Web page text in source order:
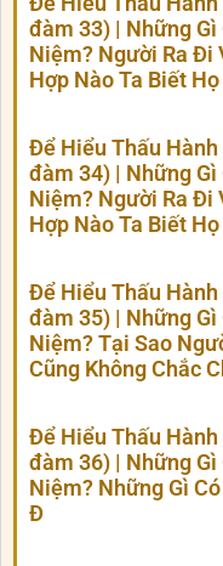
đàm 33) | Những
Niệm? Người Ra Đi
Hợp Nào Ta Biết
Để Hiểu Thấu
đàm 34) | Những
Niệm? Người Ra Đi
Hợp Nào Ta Biết
Để Hiểu Thấu
đàm 35) | Những
Niệm? Tại Sao
Cũng Không Chắc
Để Hiểu Thấu
đàm 36) | Những
Niệm? Những Gì
Đ